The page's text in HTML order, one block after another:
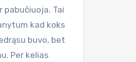
pabučiuoja. Tai
kad koks
buvo, bet
Per kelias